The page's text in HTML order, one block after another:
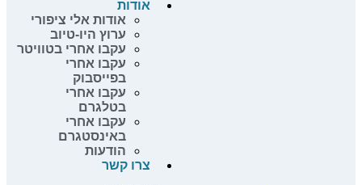
אודות
אודות אלי ציפורי
ערוץ היו-טיוב
עקבו אחרי בטוויטר
עקבו אחרי
בפייסבוק
עקבו אחרי
בטלגרם
עקבו אחרי
באינסטגרם
הודעות
צרו קשר